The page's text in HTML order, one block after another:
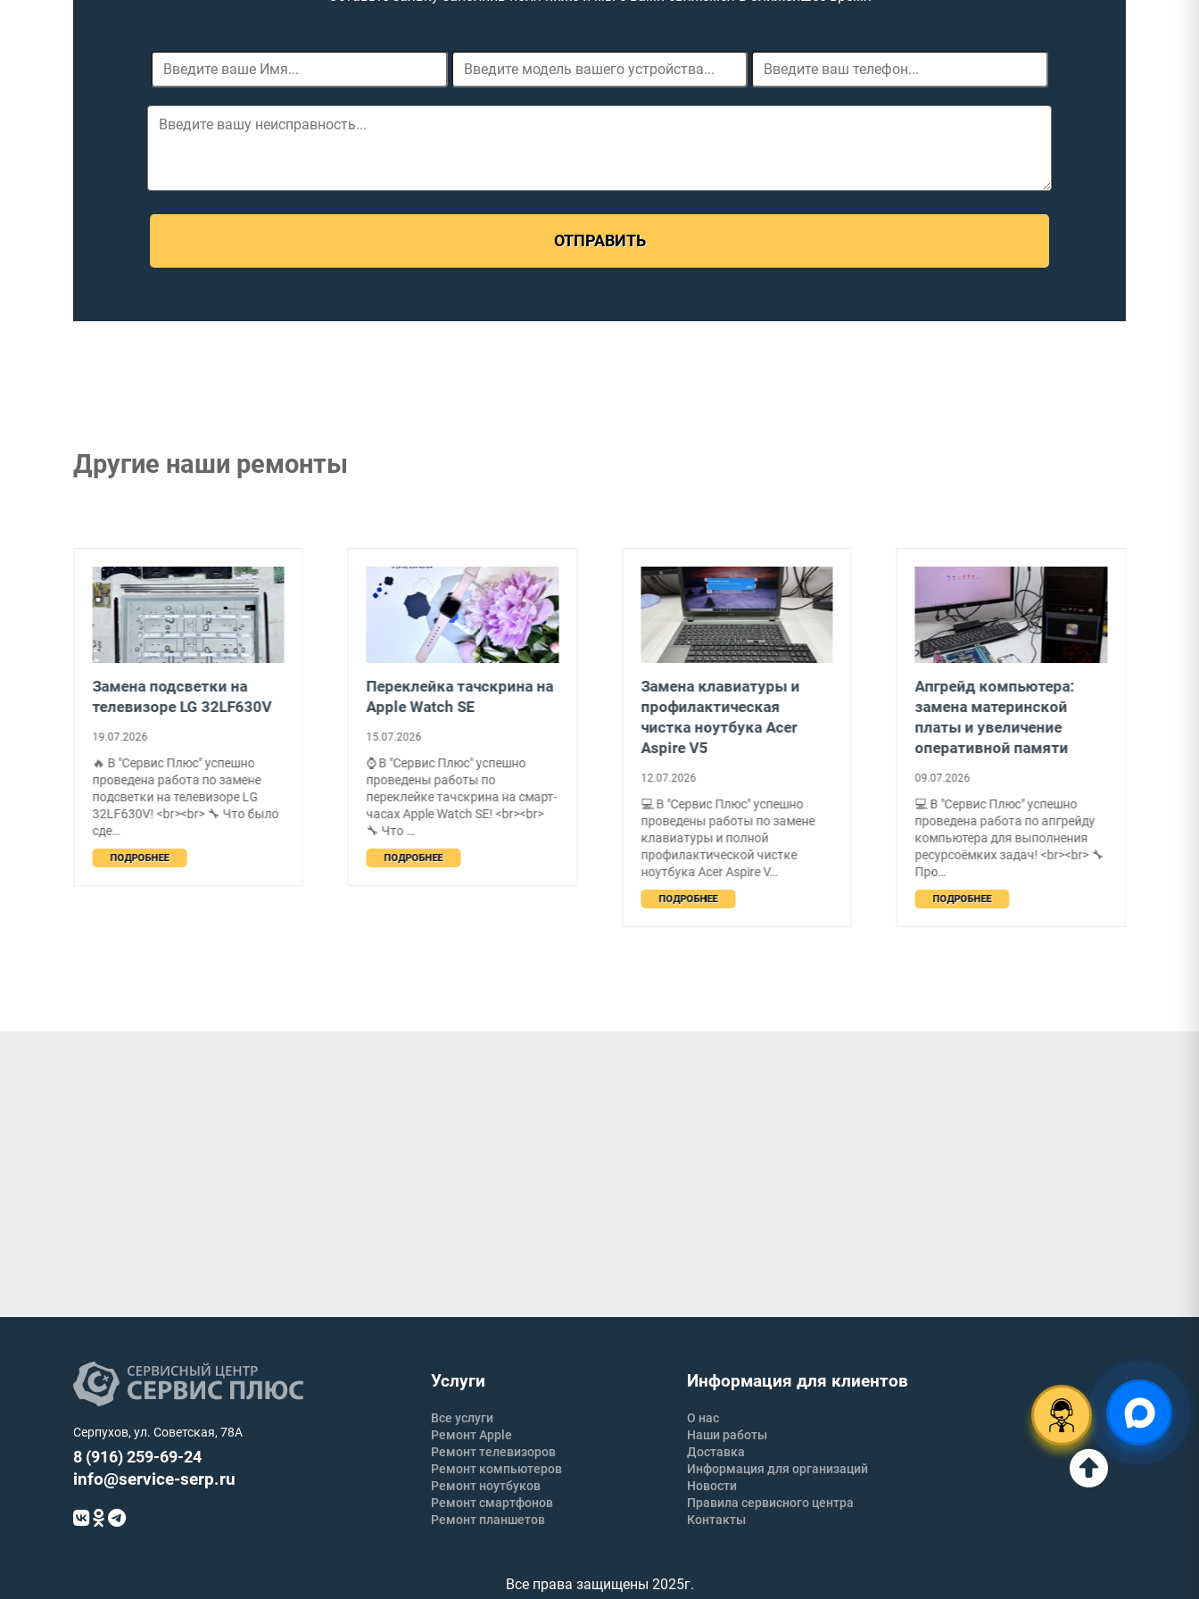
ОТПРАВИТЬ
Другие наши ремонты
Замена подсветки на
телевизоре LG 32LF630V
19.07.2026
🔥 В "Сервис Плюс" успешно
проведена работа по замене
подсветки на телевизоре LG
32LF630V! <br><br> 🔧 Что было
сде…
ПОДРОБНЕЕ
Переклейка тачскрина на
Apple Watch SE
15.07.2026
⌚ В "Сервис Плюс" успешно
проведены работы по
переклейке тачскрина на смарт-
часах Apple Watch SE! <br><br>
🔧 Что …
ПОДРОБНЕЕ
Замена клавиатуры и
профилактическая
чистка ноутбука Acer
Aspire V5
12.07.2026
💻 В "Сервис Плюс" успешно
проведены работы по замене
клавиатуры и полной
профилактической чистке
ноутбука Acer Aspire V…
ПОДРОБНЕЕ
Апгрейд компьютера:
замена материнской
платы и увеличение
оперативной памяти
09.07.2026
💻 В "Сервис Плюс" успешно
проведена работа по апгрейду
компьютера для выполнения
ресурсоёмких задач! <br><br> 🔧
Про…
ПОДРОБНЕЕ
Серпухов, ул. Советская, 78А
8 (916) 259-69-24
info@service-serp.ru
Услуги
Все услуги
Ремонт Apple
Ремонт телевизоров
Ремонт компьютеров
Ремонт ноутбуков
Ремонт смартфонов
Ремонт планшетов
Информация для клиентов
О нас
Наши работы
Доставка
Информация для организаций
Новости
Правила сервисного центра
Контакты
Все права защищены 2025г.